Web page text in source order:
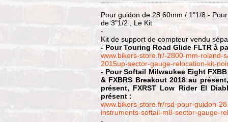
Pour guidon de 28.60mm / 1"1/8 -
de 3"1/2 , Le Kit
-
Kit de support de compteur vendu
- Pour Touring Road Glide FLTR à
www.bikers-store.fr/-2800-mm-roland-
2015up-sector-gauge-relocation-kit-
- Pour Softail Milwaukee Eight
& FXBRS Breakout 2018 au
présent, FXRST Low Rider El
présent :
www.bikers-store.fr/rsd-pour-guidon-
instruments-softail-m8-sector-gauge-